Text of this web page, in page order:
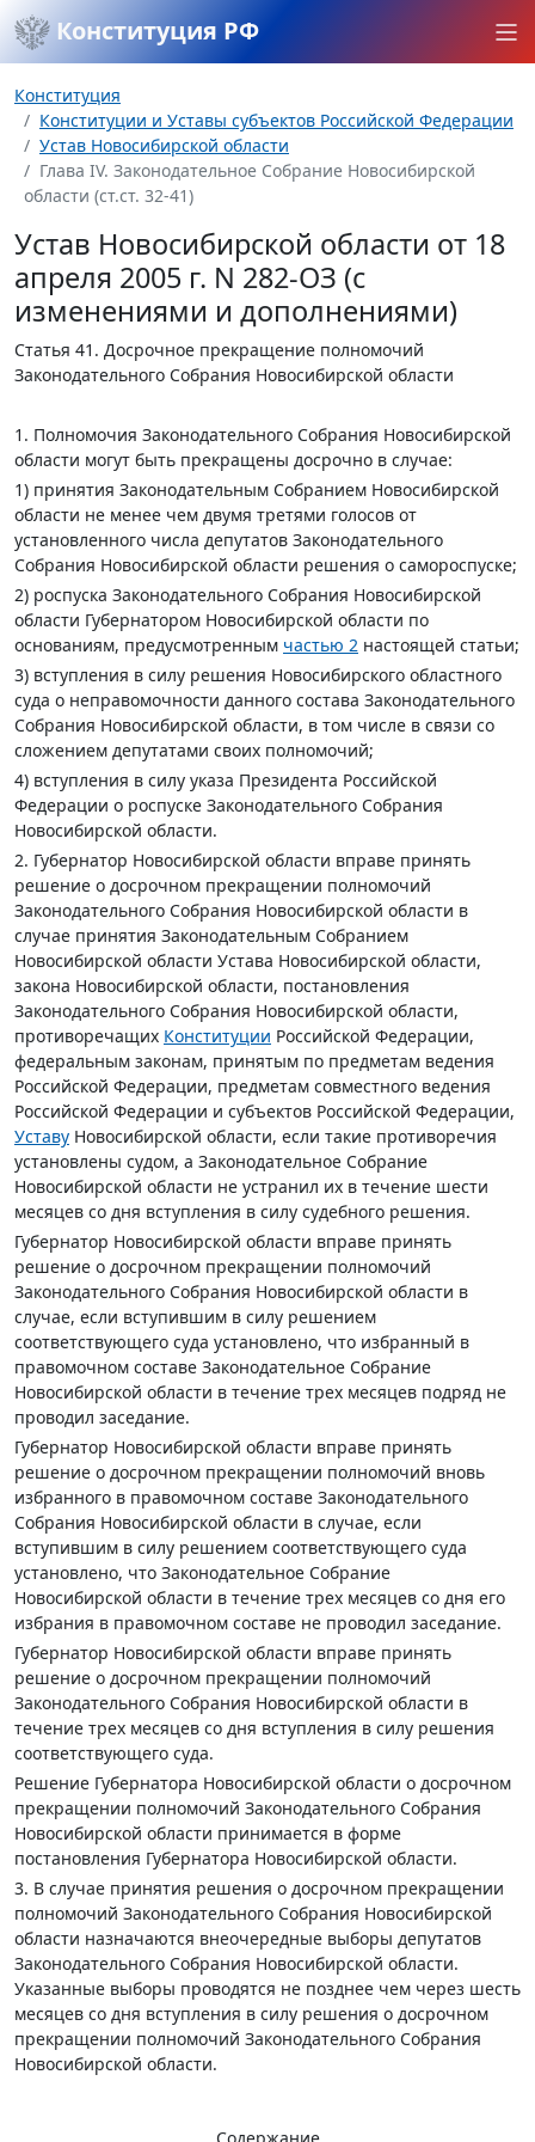
Конституция РФ
Конституция
Конституции и Уставы субъектов Российской Федерации
Устав Новосибирской области
Глава IV. Законодательное Собрание Новосибирской
области (ст.ст. 32-41)
Устав Новосибирской области от 18
апреля 2005 г. N 282-ОЗ (с
изменениями и дополнениями)
Статья 41. Досрочное прекращение полномочий
Законодательного Собрания Новосибирской области
1. Полномочия Законодательного Собрания Новосибирской
области могут быть прекращены досрочно в случае:
1) принятия Законодательным Собранием Новосибирской
области не менее чем двумя третями голосов от
установленного числа депутатов Законодательного
Собрания Новосибирской области решения о самороспуске;
2) роспуска Законодательного Собрания Новосибирской
области Губернатором Новосибирской области по
основаниям, предусмотренным частью 2 настоящей статьи;
3) вступления в силу решения Новосибирского областного
суда о неправомочности данного состава Законодательного
Собрания Новосибирской области, в том числе в связи со
сложением депутатами своих полномочий;
4) вступления в силу указа Президента Российской
Федерации о роспуске Законодательного Собрания
Новосибирской области.
2. Губернатор Новосибирской области вправе принять
решение о досрочном прекращении полномочий
Законодательного Собрания Новосибирской области в
случае принятия Законодательным Собранием
Новосибирской области Устава Новосибирской области,
закона Новосибирской области, постановления
Законодательного Собрания Новосибирской области,
противоречащих Конституции Российской Федерации,
федеральным законам, принятым по предметам ведения
Российской Федерации, предметам совместного ведения
Российской Федерации и субъектов Российской Федерации,
Уставу Новосибирской области, если такие противоречия
установлены судом, а Законодательное Собрание
Новосибирской области не устранил их в течение шести
месяцев со дня вступления в силу судебного решения.
Губернатор Новосибирской области вправе принять
решение о досрочном прекращении полномочий
Законодательного Собрания Новосибирской области в
случае, если вступившим в силу решением
соответствующего суда установлено, что избранный в
правомочном составе Законодательное Собрание
Новосибирской области в течение трех месяцев подряд не
проводил заседание.
Губернатор Новосибирской области вправе принять
решение о досрочном прекращении полномочий вновь
избранного в правомочном составе Законодательного
Собрания Новосибирской области в случае, если
вступившим в силу решением соответствующего суда
установлено, что Законодательное Собрание
Новосибирской области в течение трех месяцев со дня его
избрания в правомочном составе не проводил заседание.
Губернатор Новосибирской области вправе принять
решение о досрочном прекращении полномочий
Законодательного Собрания Новосибирской области в
течение трех месяцев со дня вступления в силу решения
соответствующего суда.
Решение Губернатора Новосибирской области о досрочном
прекращении полномочий Законодательного Собрания
Новосибирской области принимается в форме
постановления Губернатора Новосибирской области.
3. В случае принятия решения о досрочном прекращении
полномочий Законодательного Собрания Новосибирской
области назначаются внеочередные выборы депутатов
Законодательного Собрания Новосибирской области.
Указанные выборы проводятся не позднее чем через шесть
месяцев со дня вступления в силу решения о досрочном
прекращении полномочий Законодательного Собрания
Новосибирской области.